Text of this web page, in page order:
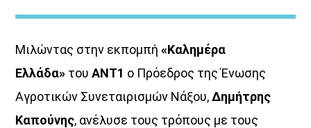
ΜΟΥΣΙΚΗ
Μιλώντας στην εκπομπή«Καλημέρα
Ελλάδα» τουΑΝΤ1 ο Πρόεδρος της Ένωσης
Αγροτικών Συνεταιρισμών Νάξου,Δημήτρης
Καπούνης, ανέλυσε τους τρόπους με τους